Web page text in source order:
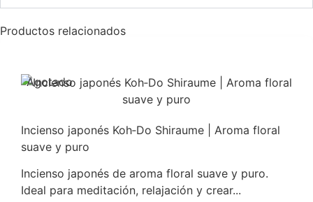
Productos relacionados
Agotado
Incienso japonés Koh‑Do Shiraume | Aroma floral
suave y puro
Incienso japonés de aroma floral suave y puro.
Ideal para meditación, relajación y crear...